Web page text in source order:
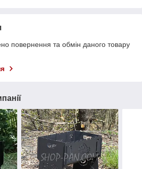
повернення та обмін даного товару